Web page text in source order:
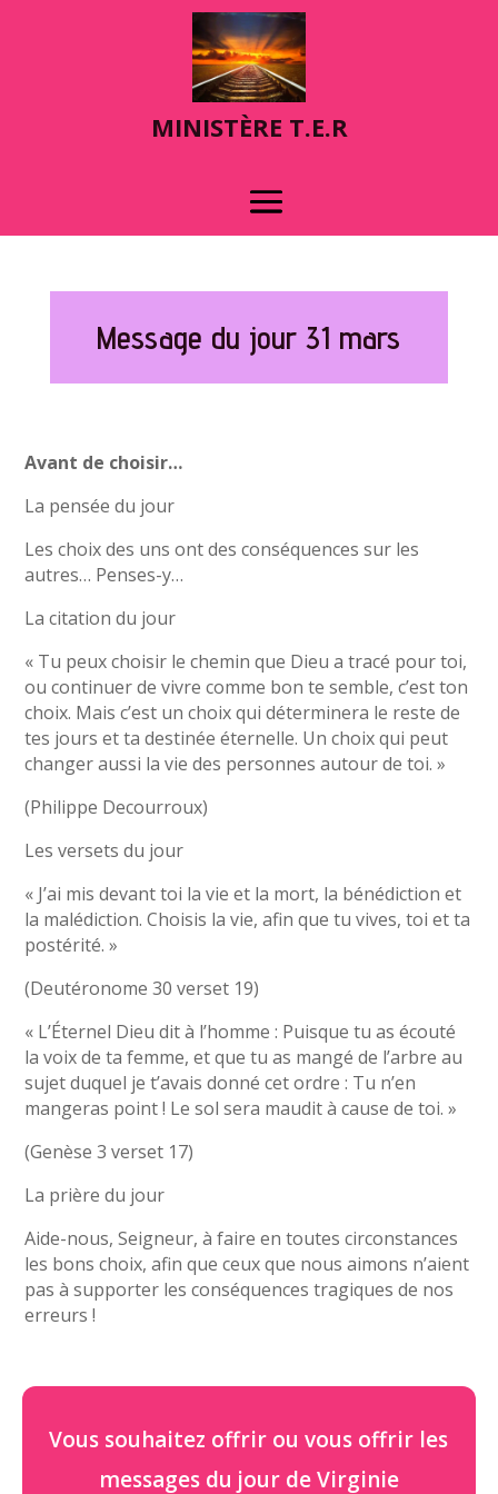
MINISTÈRE T.E.R
Message du jour 31 mars
Avant de choisir…
La pensée du jour
Les choix des uns ont des conséquences sur les
autres… Penses-y…
La citation du jour
« Tu peux choisir le chemin que Dieu a tracé pour toi,
ou continuer de vivre comme bon te semble, c’est ton
choix. Mais c’est un choix qui déterminera le reste de
tes jours et ta destinée éternelle. Un choix qui peut
changer aussi la vie des personnes autour de toi. »
(Philippe Decourroux)
Les versets du jour
« J’ai mis devant toi la vie et la mort, la bénédiction et
la malédiction. Choisis la vie, afin que tu vives, toi et ta
postérité. »
(Deutéronome 30 verset 19)
« L’Éternel Dieu dit à l’homme : Puisque tu as écouté
la voix de ta femme, et que tu as mangé de l’arbre au
sujet duquel je t’avais donné cet ordre : Tu n’en
mangeras point ! Le sol sera maudit à cause de toi. »
(Genèse 3 verset 17)
La prière du jour
Aide-nous, Seigneur, à faire en toutes circonstances
les bons choix, afin que ceux que nous aimons n’aient
pas à supporter les conséquences tragiques de nos
erreurs !
Vous souhaitez offrir ou vous offrir les
messages du jour de Virginie